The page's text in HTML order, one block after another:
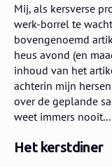
Mij, als kersverse
werk-borrel te
bovengenoemd
heus avond (en
inhoud van het
achterin mijn
over de geplande
weet immers nooit...
Het kerstdiner